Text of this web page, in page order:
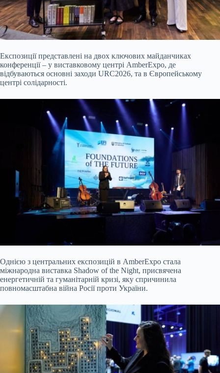
Експозиції представлені на двох ключових майданчиках
конференції – у виставковому центрі AmberExpo, де
відбуваються основні заходи URC2026, та в Європейському
центрі солідарності.
Однією з центральних експозицій в AmberExpo стала
міжнародна виставка Shadow of the Night, присвячена
енергетичній та гуманітарній кризі, яку спричинила
повномасштабна війна Росії проти України.